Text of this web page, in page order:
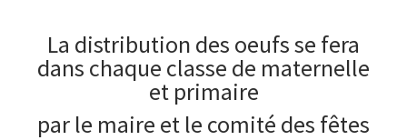
La distribution des oeufs se fera
dans chaque classe de maternelle
et primaire
par le maire et le comité des fêtes